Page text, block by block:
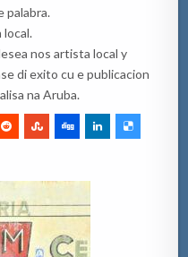
palabra.
local.
nos artista local y
di exito cu e publicacion
na Aruba.